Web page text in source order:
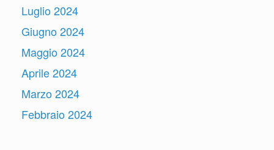
Luglio 2024
Giugno 2024
Maggio 2024
Aprile 2024
Marzo 2024
Febbraio 2024